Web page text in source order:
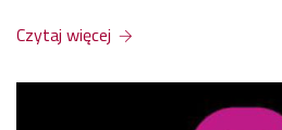
Czytaj więcej